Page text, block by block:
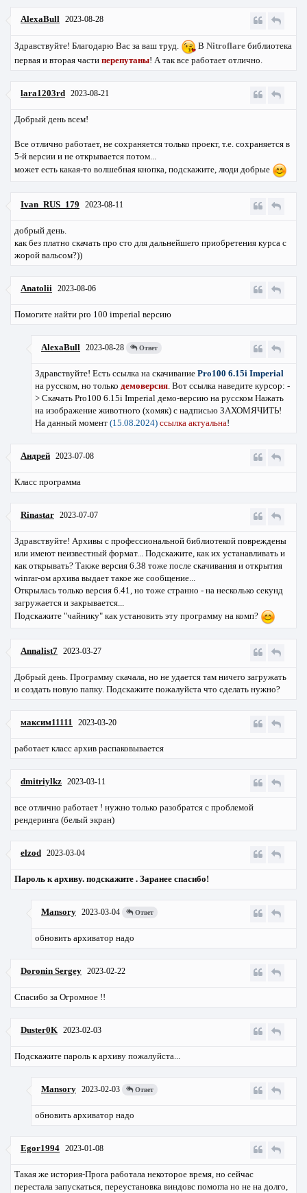
AlexaBull 2023-08-28
Здравствуйте! Благодарю Вас за ваш труд. В Nitroflare библиотека
первая и вторая части перепутаны! А так все работает отлично.
lara1203rd 2023-08-21
Добрый день всем!
Все отлично работает, не сохраняется только проект, т.е. сохраняется в
5-й версии и не открывается потом...
может есть какая-то волшебная кнопка, подскажите, люди добрые
Ivan_RUS_179 2023-08-11
добрый день.
как без платно скачать про сто для дальнейшего приобретения курса с
жорой вальсом?))
Anatolii 2023-08-06
Помогите найти pro 100 imperial версию
AlexaBull 2023-08-28 Ответ
Здравствуйте! Есть ссылка на скачивание Pro100 6.15i Imperial
на русском, но только демоверсия. Вот ссылка наведите курсор: -
> Скачать Pro100 6.15i Imperial демо-версию на русском Нажать
на изображение животного (хомяк) с надписью ЗАХОМЯЧИТЬ!
На данный момент (15.08.2024) ссылка актуальна!
Андрей 2023-07-08
Класс программа
Rinastar 2023-07-07
Здравствуйте! Архивы с профессиональной библиотекой повреждены
или имеют неизвестный формат... Подскажите, как их устанавливать и
как открывать? Также версия 6.38 тоже после скачивания и открытия
winrar-ом архива выдает такое же сообщение...
Открылась только версия 6.41, но тоже странно - на несколько секунд
загружается и закрывается...
Подскажите "чайнику" как установить эту программу на комп?
Annalist7 2023-03-27
Добрый день. Программу скачала, но не удается там ничего загружать
и создать новую папку. Подскажите пожалуйста что сделать нужно?
максим11111 2023-03-20
работает класс архив распаковывается
dmitriylkz 2023-03-11
все отлично работает ! нужно только разобратся с проблемой
рендеринга (белый экран)
elzod 2023-03-04
Пароль к архиву. подскажите . Заранее спасибо!
Mansory 2023-03-04 Ответ
обновить архиватор надо
Doronin Sergey 2023-02-22
Спасибо за Огромное !!
Duster0K 2023-02-03
Подскажите пароль к архиву пожалуйста...
Mansory 2023-02-03 Ответ
обновить архиватор надо
Egor1994 2023-01-08
Такая же история-Прога работала некоторое время, но сейчас
перестала запускаться, переустановка виндовс помогла но не на долго,